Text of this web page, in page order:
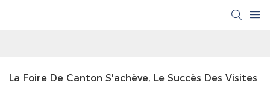
La Foire De Canton S'achève, Le Succès Des Visites